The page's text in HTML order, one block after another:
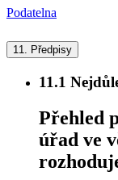
Podatelna
11. Předpisy
11.1
Přehled
úřad ve